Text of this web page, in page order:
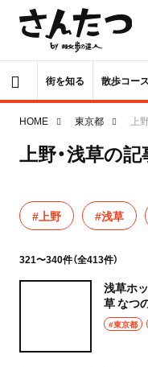
街を知る 散歩コース
HOME 東京都 上
上野・浅草の
#上野 #浅草
321〜340件（全413件）
浅草ホ
草 なつ
とこだ
し!!
#東京都